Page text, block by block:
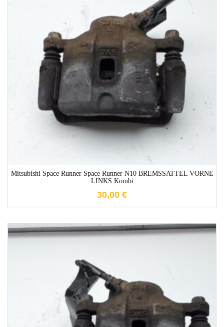
Mitsubishi Space Runner Space Runner N10 BREMSSATTEL VORNE
LINKS Kombi
30,00 €
1-3 Werktage